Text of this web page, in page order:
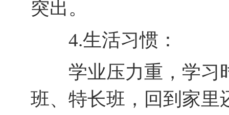
突出。
4.生活习惯：
学业压力重，学习时
班、特长班，回到家里